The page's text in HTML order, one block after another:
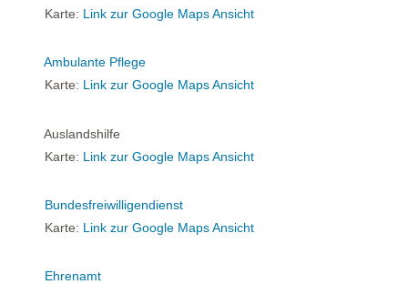
Karte: Link zur Google Maps Ansicht
Ambulante Pflege
Karte: Link zur Google Maps Ansicht
Auslandshilfe
Karte: Link zur Google Maps Ansicht
Bundesfreiwilligendienst
Karte: Link zur Google Maps Ansicht
Ehrenamt